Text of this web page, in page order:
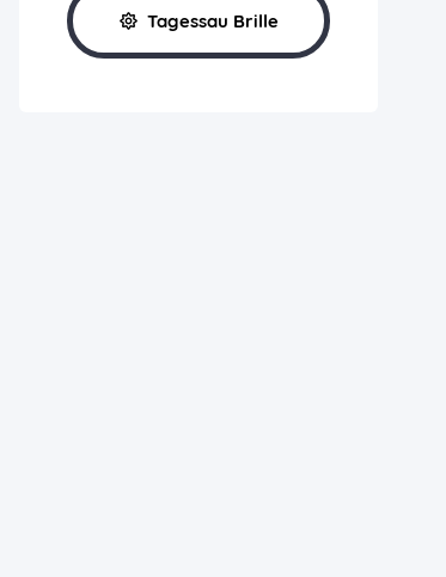
Tagessau Brille